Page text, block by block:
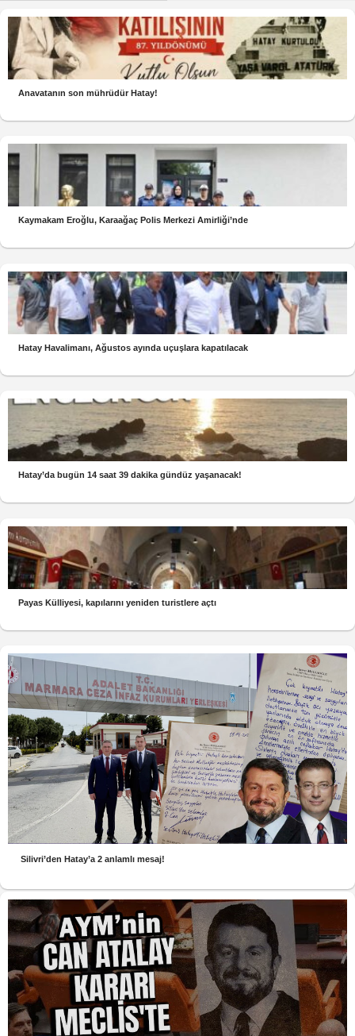
Anavatanın son mührüdür Hatay!
Kaymakam Eroğlu, Karaağaç Polis Merkezi Amirliği’nde
Hatay Havalimanı, Ağustos ayında uçuşlara kapatılacak
Hatay’da bugün 14 saat 39 dakika gündüz yaşanacak!
Payas Külliyesi, kapılarını yeniden turistlere açtı
Silivri’den Hatay’a 2 anlamlı mesaj!